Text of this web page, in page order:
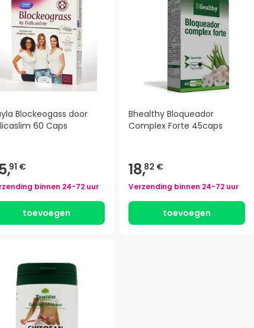
Blockeogass door
60 Caps
91 €
binnen 24-72 uur
toevoegen
Bhealthy Bloqueador
Complex Forte 45caps
18,82 €
Verzending binnen 24-72 uur
toevoegen